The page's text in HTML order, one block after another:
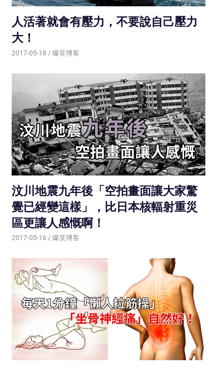
人活著就會有壓力，不要說自己壓力
大！
2017-05-18 爆笑博客
汶川地震九年後「空拍畫面讓大家驚
覺已經變這樣」，比日本核輻射重災
區更讓人感慨啊！
2017-05-16 爆笑博客